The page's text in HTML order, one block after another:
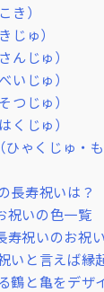
き）
じゅ）
んじゅ）
いじゅ）
つじゅ）
くじゅ）
ひゃくじゅ・
長寿祝いは？
祝いの色一覧
寿祝いのお祝
いと言えば縁
鶴と亀をデザ